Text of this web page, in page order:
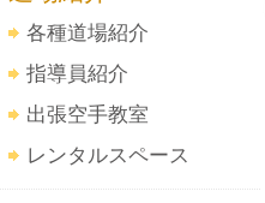
各種道場紹介
指導員紹介
出張空手教室
レンタルスペース